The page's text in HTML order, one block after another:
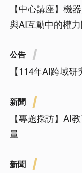
【中心講座】機
與AI互動中的權
公告
【114年AI跨域研
新聞
【專題採訪】AI
量
新聞